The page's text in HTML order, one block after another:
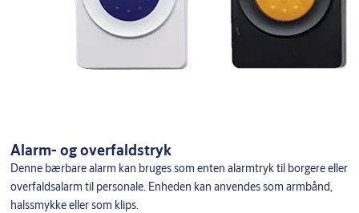
Alarm- og overfaldstryk
Denne bærbare alarm kan bruges som enten alarmtryk til borgere eller
overfaldsalarm til personale. Enheden kan anvendes som armbånd,
halssmykke eller som klips.